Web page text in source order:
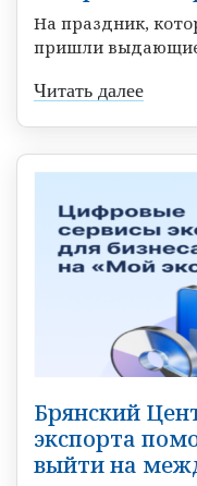
На праздник,
пришли
Читать далее
Брянский
экспорта
выйти на